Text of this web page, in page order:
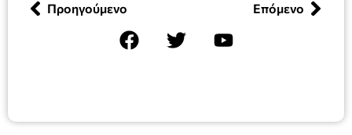
Προηγούμενο Επόμενο